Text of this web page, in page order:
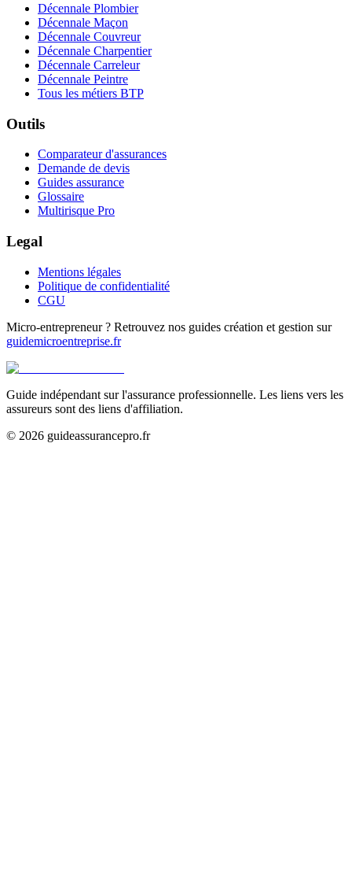
Décennale Plombier
Décennale Maçon
Décennale Couvreur
Décennale Charpentier
Décennale Carreleur
Décennale Peintre
Tous les métiers BTP
Outils
Comparateur d'assurances
Demande de devis
Guides assurance
Glossaire
Multirisque Pro
Legal
Mentions légales
Politique de confidentialité
CGU
Micro-entrepreneur ? Retrouvez nos guides création et gestion sur
guidemicroentreprise.fr
Guide indépendant sur l'assurance professionnelle. Les liens vers les
assureurs sont des liens d'affiliation.
© 2026 guideassurancepro.fr